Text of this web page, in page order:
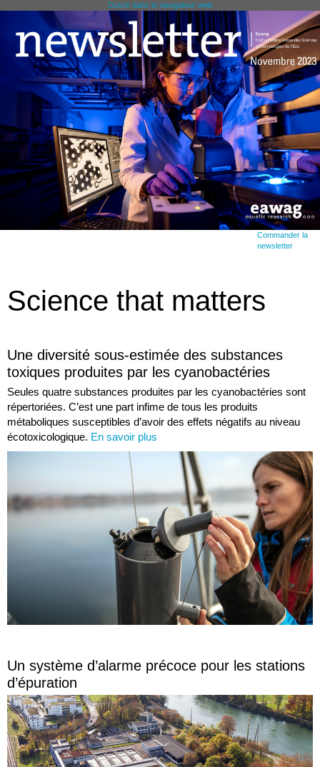
Ouvrir dans le navigateur web
Commander la
newsletter
Science that matters
Une diversité sous-estimée des substances
toxiques produites par les cyanobactéries
Seules quatre substances produites par les cyanobactéries sont
répertoriées. C’est une part infime de tous les produits
métaboliques susceptibles d’avoir des effets négatifs au niveau
écotoxicologique. En savoir plus
Un système d’alarme précoce pour les stations
d’épuration